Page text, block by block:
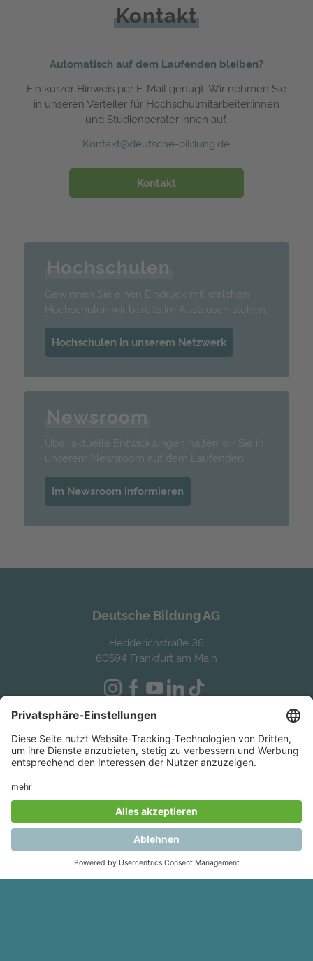
Kontakt
Automatisch auf dem Laufenden bleiben?
Ein kurzer Hinweis per E-Mail genügt. Wir nehmen Sie
in unseren Verteiler für Hochschulmitarbeiter:innen
und Studienberater:innen auf.
Kontakt@deutsche-bildung.de
Kontakt
Hochschulen
Gewinnen Sie einen Eindruck mit welchen
Hochschulen wir bereits im Austausch stehen.
Hochschulen in unserem Netzwerk
Newsroom
Über aktuelle Entwicklungen halten wir Sie in
unserem Newsroom auf dem Laufenden.
Im Newsroom informieren
Deutsche Bildung AG
Hedderichstraße 36
60594 Frankfurt am Main
Kontakt
kontakt@deutsche-bildung.de
Telefon +49 (0)69 920 39 45 0
Jobs
Presse
Studienkredit